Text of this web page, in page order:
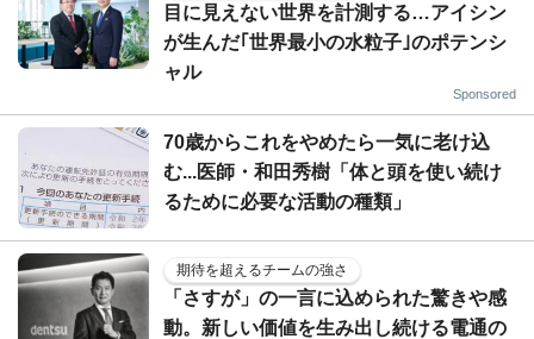
目に見えない世界を計測する…アイシン
が生んだ｢世界最小の水粒子｣のポテンシ
ャル
Sponsored
70歳からこれをやめたら一気に老け込
む...医師・和田秀樹「体と頭を使い続け
るために必要な活動の種類」
期待を超えるチームの強さ
「さすが」の一言に込められた驚きや感
動。新しい価値を生み出し続ける電通の